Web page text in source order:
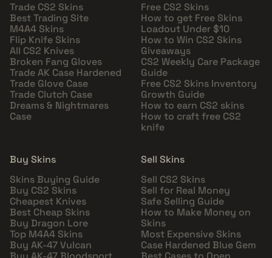
Trade CS2 Skins
Best Trading Site
M4A4 Skins
Flip Knife Skins
All CS2 Knives
Broken Fang Gloves
Trade AK Case Hardened
Trade Glove Case
Trade Clutch Case
Dreams & Nightmares
Case
Free CS2 Skins
How to get Free Skins
Loadout Under $10
How to Win CS2 Skins
Giveaways
CS2 Weekly Care Package
Guide
Free CS2 Skins Inventory
Growth Guide
How to earn CS2 skins
How to craft free CS2
knife
Buy Skins
Skins Buying Guide
Buy CS2 Skins
Cheapest Knives
Best Cheap Skins
Buy Dragon Lore
Top M4A4 Skins
Buy AK-47 Vulcan
Sell Skins
Sell CS2 Skins
Sell for Real Money
Safe Selling Guide
How to Make Money on
Skins
Most Expensive Skins
Case Hardened Blue Gem